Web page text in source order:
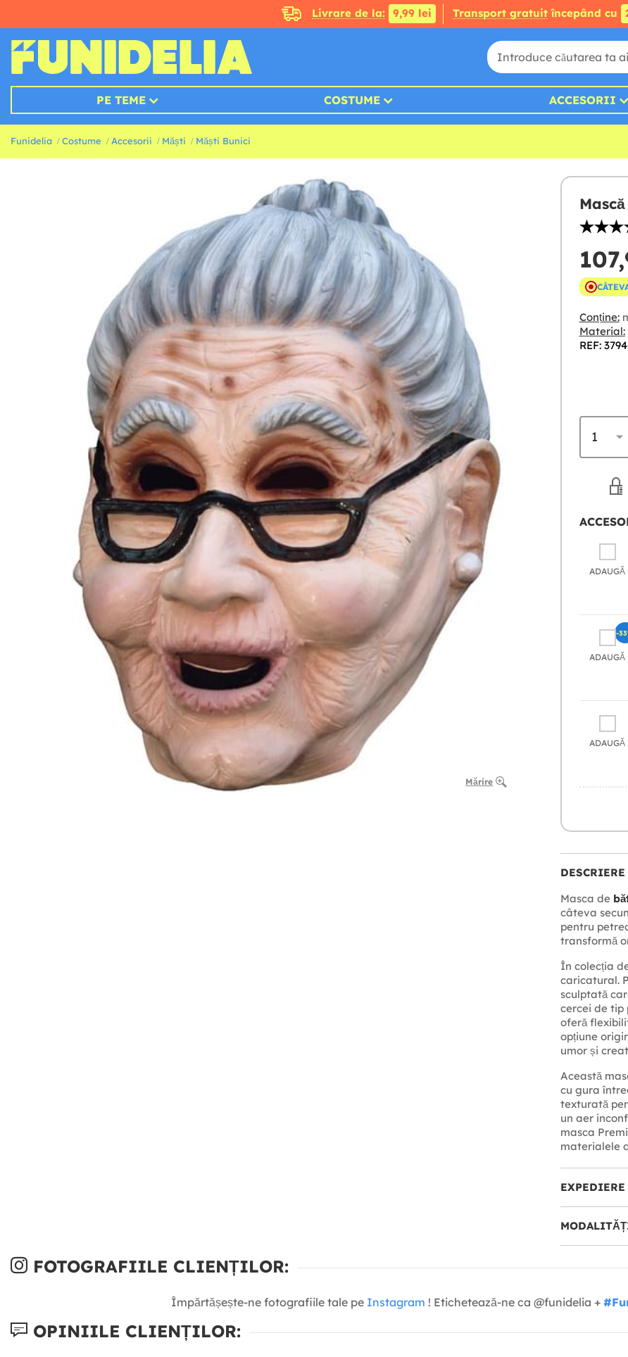
Livrare de la: 9,99 lei Transport gratuitîncepând cu
PE TEME COSTUME ACCESORII
Funidelia Costume Accesorii Măști Măști Bunici
Mărire
Conține:
Material:
REF:
ADAUGĂ
ADAUGĂ
-
ADAUGĂ
DESCRIERE
Masca de
câteva
pentru
transformă
În colecția
caricatural.
sculptată
cercei de tip
oferă
opțiune
umor și
Această
cu gura
texturată
un aer
masca
materialele
FOTOGRAFIILE CLIENȚILOR:
Împărtășește-ne fotografiile tale pe Instagram ! Etichetează-ne ca @funidelia +
OPINIILE CLIENȚILOR: